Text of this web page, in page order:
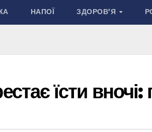
НАПОЇ ЗДОРОВ’Я
їсти вночі: